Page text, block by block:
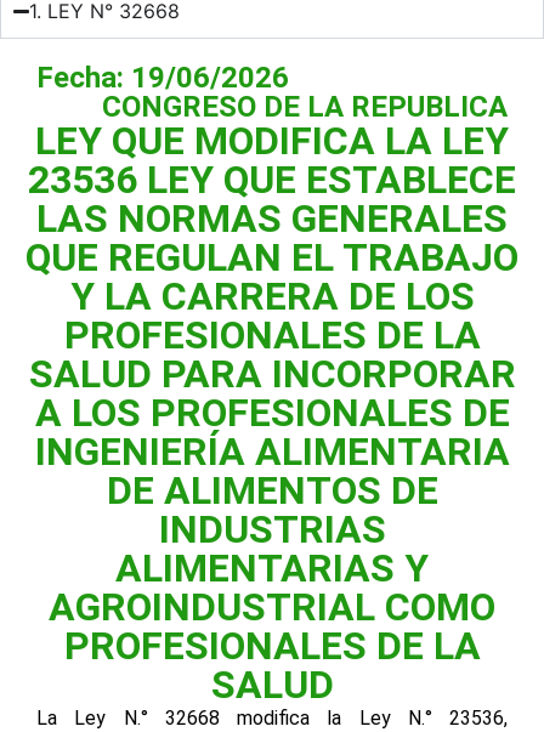
1. LEY N° 32668
Fecha: 19/06/2026
CONGRESO DE LA REPUBLICA
LEY QUE MODIFICA LA LEY
23536 LEY QUE ESTABLECE
LAS NORMAS GENERALES
QUE REGULAN EL TRABAJO
Y LA CARRERA DE LOS
PROFESIONALES DE LA
SALUD PARA INCORPORAR
A LOS PROFESIONALES DE
INGENIERÍA ALIMENTARIA
DE ALIMENTOS DE
INDUSTRIAS
ALIMENTARIAS Y
AGROINDUSTRIAL COMO
PROFESIONALES DE LA
SALUD
La Ley N.° 32668 modifica la Ley N.° 23536,